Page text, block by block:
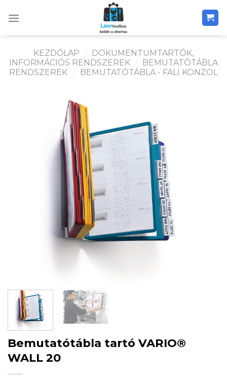
KEZDŐLAP /
DOKUMENTUMTARTÓK,
INFORMÁCIÓS RENDSZEREK /
BEMUTATÓTÁBLA
RENDSZEREK / BEMUTATÓTÁBLA - FALI KONZOL
Bemutatótábla tartó VARIO®
WALL 20